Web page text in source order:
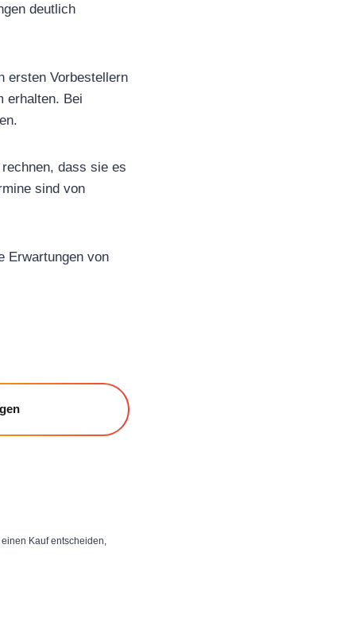
deutlich
ersten Vorbestellern
erhalten. Bei
dass sie es
sind von
Erwartungen von
Kauf entscheiden,